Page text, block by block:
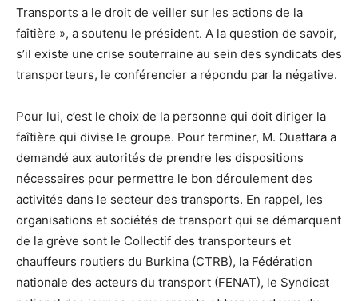
Transports a le droit de veiller sur les actions de la
faîtière », a soutenu le président. A la question de savoir,
s’il existe une crise souterraine au sein des syndicats des
transporteurs, le conférencier a répondu par la négative.
Pour lui, c’est le choix de la personne qui doit diriger la
faîtière qui divise le groupe. Pour terminer, M. Ouattara a
demandé aux autorités de prendre les dispositions
nécessaires pour permettre le bon déroulement des
activités dans le secteur des transports. En rappel, les
organisations et sociétés de transport qui se démarquent
de la grève sont le Collectif des transporteurs et
chauffeurs routiers du Burkina (CTRB), la Fédération
nationale des acteurs du transport (FENAT), le Syndicat